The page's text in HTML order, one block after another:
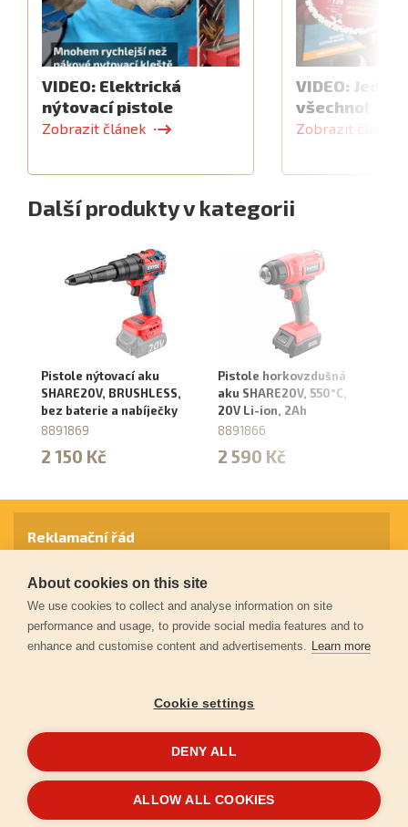
VIDEO: Elektrická
nýtovací pistole
Zobrazit článek
VIDEO:
všechno!
Zobrazit článek
Další produkty v kategorii
Pistole nýtovací aku
SHARE20V, BRUSHLESS,
bez baterie a nabíječky
8891869
2 150 Kč
Pistole horkovzdušná
aku SHARE20V, 550°C,
20V Li-ion, 2Ah
8891866
2 590 Kč
© 2026Extol.cz- Všechna práva vyhrazena
Reklamační řád
Záruční podmínky
Ochrana osobních údajů
VytvořiloFEO
About cookies on this site
We use cookies to collect and analyse information on site
performance and usage, to provide social media features and to
enhance and customise content and advertisements. Learn more
Cookie settings
DENY ALL
ALLOW ALL COOKIES